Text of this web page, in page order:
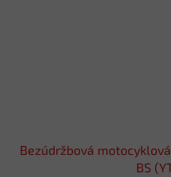
Bezúdržbová
BS